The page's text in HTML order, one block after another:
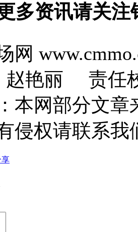
多资讯请关注
网
赵艳丽 责任
本网部分文
侵权请联系我
享